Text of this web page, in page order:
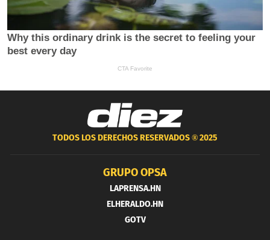
TODOS LOS DERECHOS RESERVADOS ®2025
GRUPO OPSA
LAPRENSA.HN
ELHERALDO.HN
GOTV